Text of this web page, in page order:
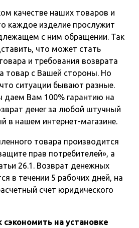
качестве наших товаров и
каждое изделие прослужит
с ним обращении. Так
что может стать
и требования возврата
товар с Вашей стороны. Но
ситуации бывают разные.
Вам 100% гарантию на
денег за любой штучный
в нашем интернет-магазине.
товара производится
прав потребителей», а
26.1. Возврат денежных
в течении 5 рабочих дней, на
счет юридического
на установке